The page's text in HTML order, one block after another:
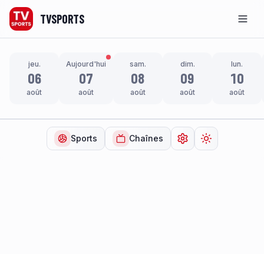
TVSPORTS
jeu.
06
août
Aujourd'hui
07
août
sam.
08
août
dim.
09
août
lun.
10
août
Sports Chaînes Ouvrir lesChanger de